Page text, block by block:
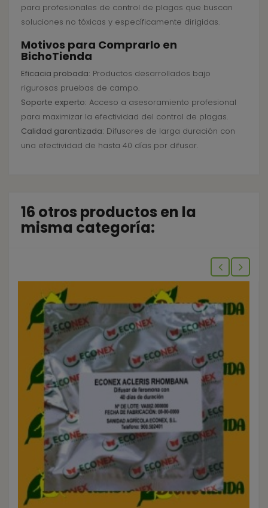
para profesionales de control de plagas que buscan
soluciones no tóxicas y específicamente dirigidas.
Motivos para Comprarlo en
BichoTienda
Eficacia probada: Productos desarrollados bajo
rigurosas pruebas de campo.
Soporte experto: Acceso a asesoramiento profesional
para maximizar la efectividad del control de plagas.
Calidad garantizada: Difusores de larga duración con
una efectividad de hasta 40 días por difusor.
16 otros productos en la
misma categoría: